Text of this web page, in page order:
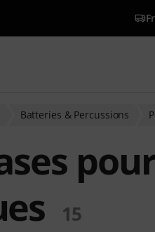
Batteries & Percussions
15